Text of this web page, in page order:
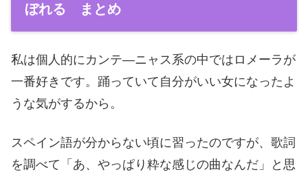
ぼれる まとめ
私は個人的にカンテ―ニャス系の中ではロメーラが
一番好きです。踊っていて自分がいい女になったよ
うな気がするから。
スペイン語が分からない頃に習ったのですが、歌詞
を調べて「あ、やっぱり粋な感じの曲なんだ」と思